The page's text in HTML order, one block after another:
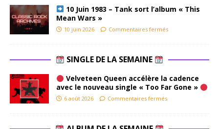
10 Juin 1983 – Tank sort l’album « This
Mean Wars »
10 juin 2026 Commentaires fermés
SINGLE DE LA SEMAINE
Velveteen Queen accélère la cadence
avec le nouveau single « Too Far Gone »
6 août 2026 Commentaires fermés